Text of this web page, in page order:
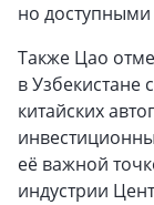
но
Также Цао
в Узбекистане
китайских
её важной
индустрии